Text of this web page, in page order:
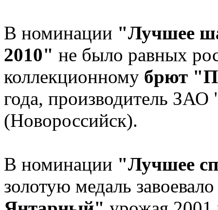
В номинации "Лучшее
2010" не было равных
коллекционному брют
года, производитель
(Новороссийск).
В номинации "Лучшее
золотую медаль